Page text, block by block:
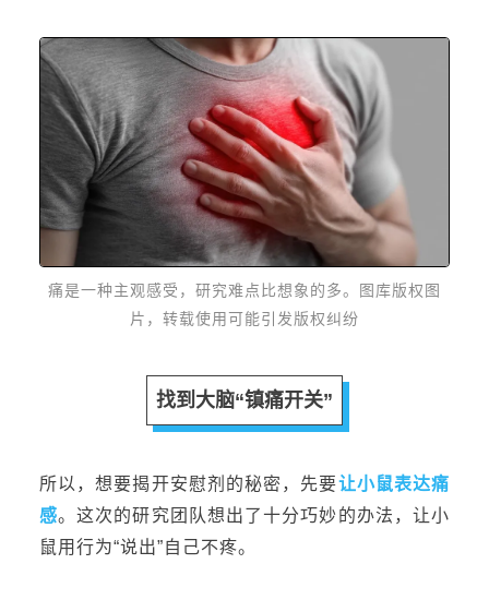
痛是一种主观感受，研究难点比想象的多。
图库版权图
片，转载使用可能引发版权纠纷
找到大脑“镇痛开关”
所以，想要揭开安慰剂的秘密， 先要让小鼠表达痛
感。这次的研究团队想出了十分巧妙的办法， 让小
鼠用行为“说出”自己不疼。